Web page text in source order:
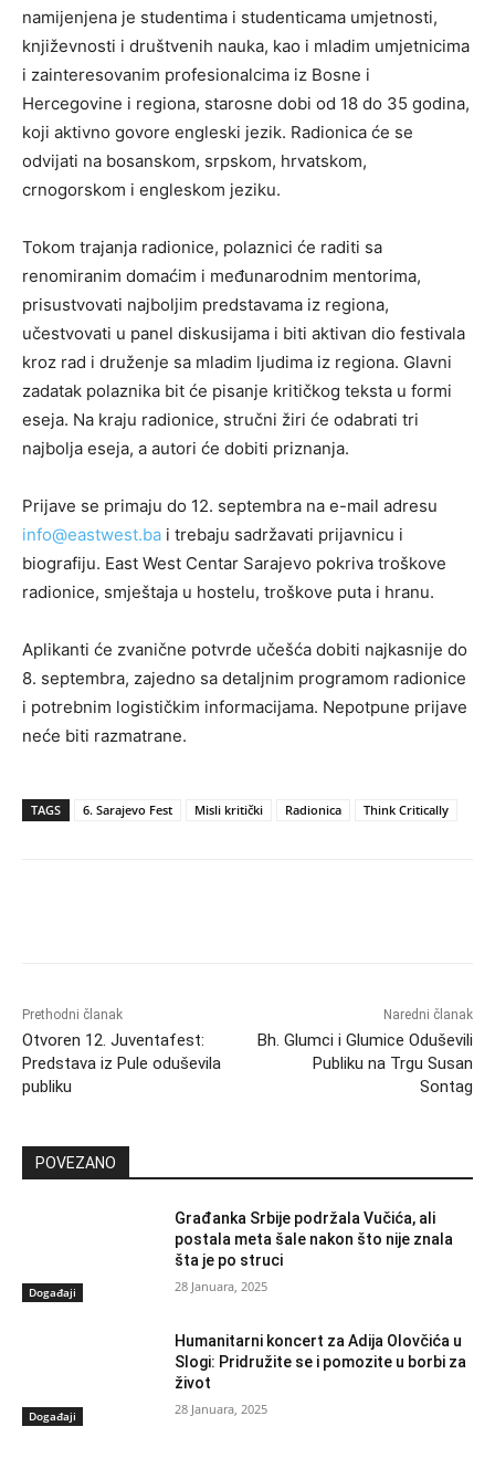
namijenjena je studentima i studenticama umjetnosti,
književnosti i društvenih nauka, kao i mladim umjetnicima
i zainteresovanim profesionalcima iz Bosne i
Hercegovine i regiona, starosne dobi od 18 do 35 godina,
koji aktivno govore engleski jezik. Radionica će se
odvijati na bosanskom, srpskom, hrvatskom,
crnogorskom i engleskom jeziku.
Tokom trajanja radionice, polaznici će raditi sa
renomiranim domaćim i međunarodnim mentorima,
prisustvovati najboljim predstavama iz regiona,
učestvovati u panel diskusijama i biti aktivan dio festivala
kroz rad i druženje sa mladim ljudima iz regiona. Glavni
zadatak polaznika bit će pisanje kritičkog teksta u formi
eseja. Na kraju radionice, stručni žiri će odabrati tri
najbolja eseja, a autori će dobiti priznanja.
Prijave se primaju do 12. septembra na e-mail adresu
info@eastwest.ba i trebaju sadržavati prijavnicu i
biografiju. East West Centar Sarajevo pokriva troškove
radionice, smještaja u hostelu, troškove puta i hranu.
Aplikanti će zvanične potvrde učešća dobiti najkasnije do
8. septembra, zajedno sa detaljnim programom radionice
i potrebnim logističkim informacijama. Nepotpune prijave
neće biti razmatrane.
TAGS 6. Sarajevo Fest Misli kritički Radionica Think Critically
Prethodni članak
Otvoren 12. Juventafest:
Predstava iz Pule oduševila
publiku
Naredni članak
Bh. Glumci i Glumice Oduševili
Publiku na Trgu Susan
Sontag
POVEZANO
Događaji
Građanka Srbije podržala Vučića, ali
postala meta šale nakon što nije znala
šta je po struci
28 Januara, 2025
Događaji
Humanitarni koncert za Adija Olovčića u
Slogi: Pridružite se i pomozite u borbi za
život
28 Januara, 2025